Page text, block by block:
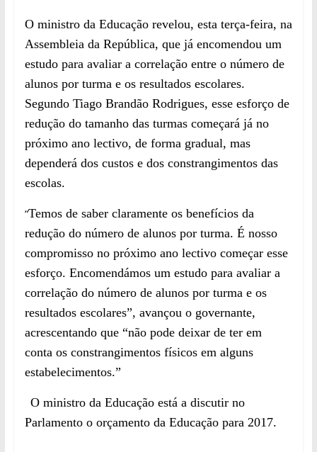
O ministro da Educação revelou, esta terça-feira, na
Assembleia da República, que já encomendou um
estudo para avaliar a correlação entre o número de
alunos por turma e os resultados escolares.
Segundo Tiago Brandão Rodrigues, esse esforço de
redução do tamanho das turmas começará já no
próximo ano lectivo, de forma gradual, mas
dependerá dos custos e dos constrangimentos das
escolas.
“Temos de saber claramente os benefícios da
redução do número de alunos por turma. É nosso
compromisso no próximo ano lectivo começar esse
esforço. Encomendámos um estudo para avaliar a
correlação do número de alunos por turma e os
resultados escolares”, avançou o governante,
acrescentando que “não pode deixar de ter em
conta os constrangimentos físicos em alguns
estabelecimentos.”
O ministro da Educação está a discutir no
Parlamento o orçamento da Educação para 2017.